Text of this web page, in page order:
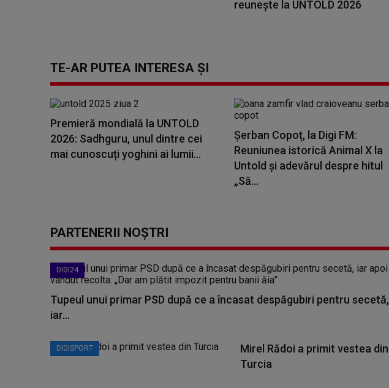
reunește la UNTOLD 2026
TE-AR PUTEA INTERESA ȘI
Premieră mondială la UNTOLD
2026: Sadhguru, unul dintre cei
mai cunoscuți yoghini ai lumii...
Șerban Copoț, la Digi FM:
Reuniunea istorică Animal X la
Untold și adevărul despre hitul
„Să...
PARTENERII NOȘTRI
DIGI24
Tupeul unui primar PSD după ce a încasat despăgubiri pentru secetă,
iar...
DIGISPORT
Mirel Rădoi a primit vestea din
Turcia